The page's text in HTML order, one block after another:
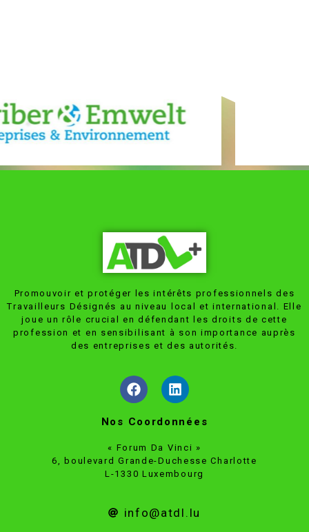
Promouvoir et protéger les intérêts professionnels des
Travailleurs Désignés au niveau local et international. Elle
joue un rôle crucial en défendant les droits de cette
profession et en sensibilisant à son importance auprès
des entreprises et des autorités.
Nos Coordonnées
« Forum Da Vinci »
6, boulevard Grande-Duchesse Charlotte
L-1330 Luxembourg
info@atdl.lu